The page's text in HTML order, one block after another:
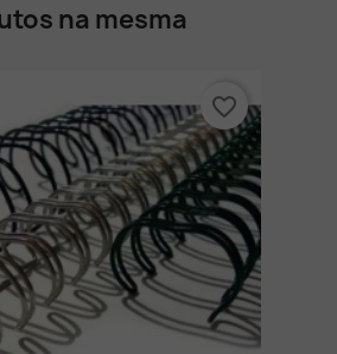
na mesma
favorite_border